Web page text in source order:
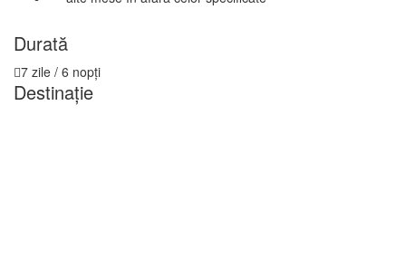
Durată
7 zile / 6 nopți
Destinație